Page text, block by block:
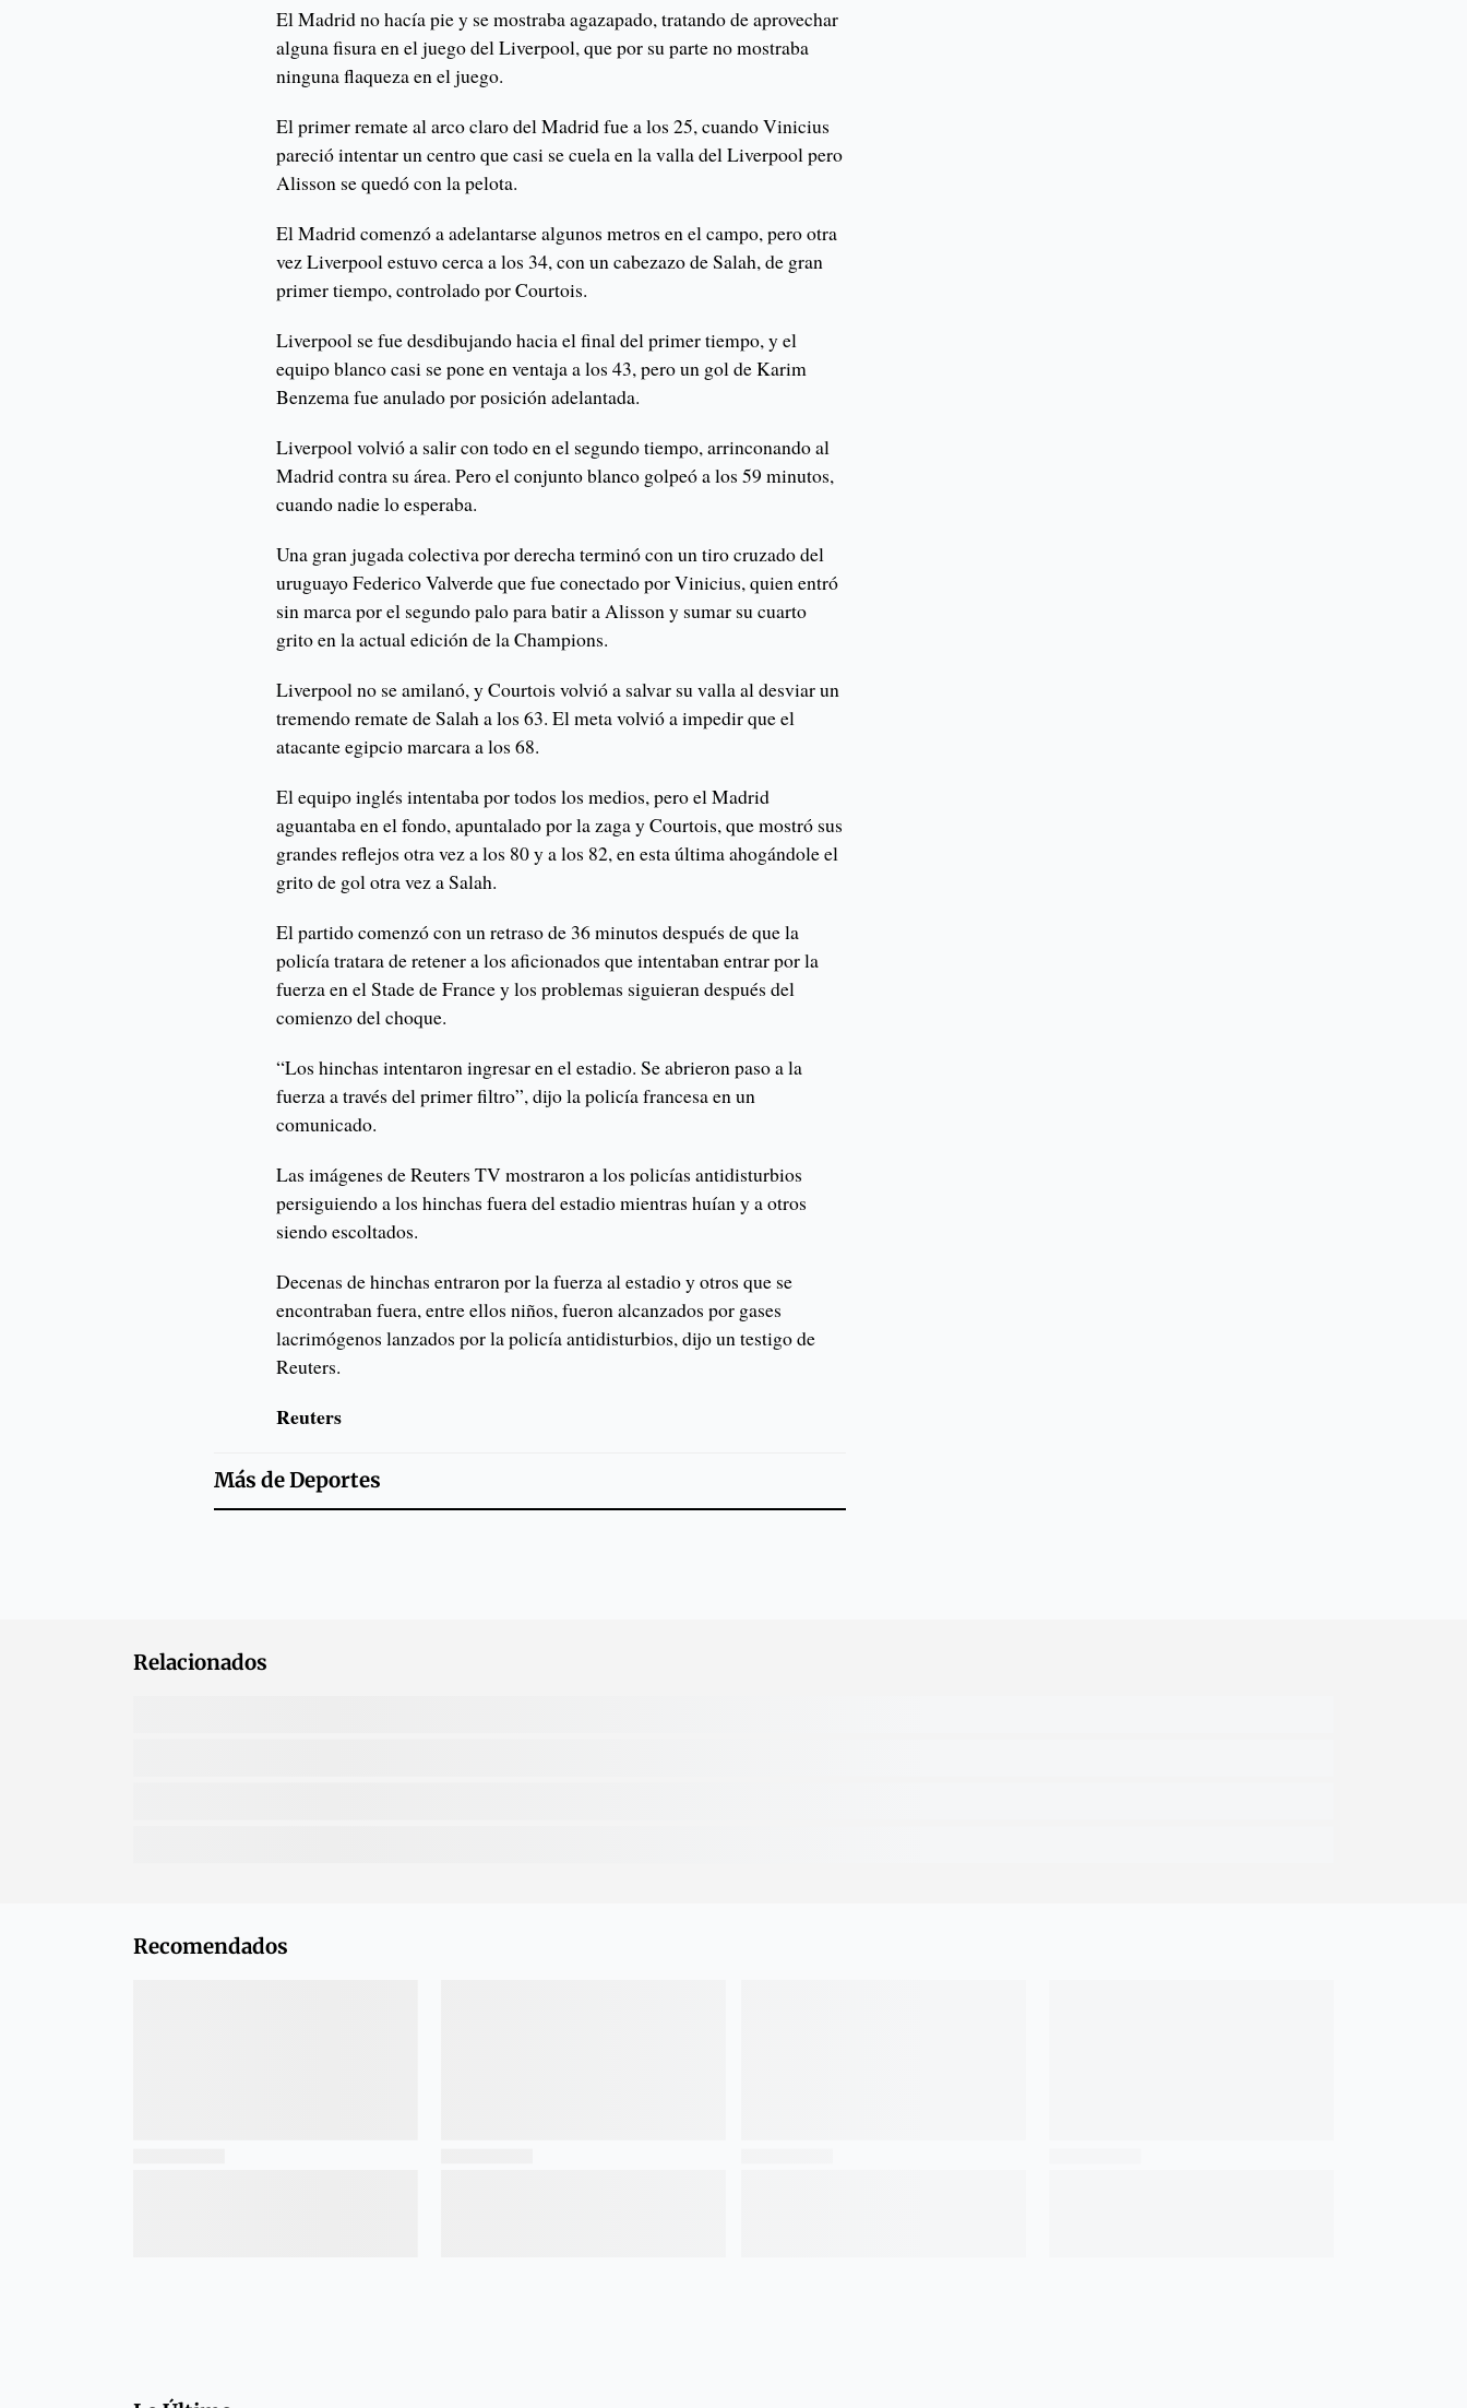
El Madrid no hacía pie y se mostraba agazapado, tratando de aprovechar
alguna fisura en el juego del Liverpool, que por su parte no mostraba
ninguna flaqueza en el juego.
El primer remate al arco claro del Madrid fue a los 25, cuando Vinicius
pareció intentar un centro que casi se cuela en la valla del Liverpool pero
Alisson se quedó con la pelota.
El Madrid comenzó a adelantarse algunos metros en el campo, pero otra
vez Liverpool estuvo cerca a los 34, con un cabezazo de Salah, de gran
primer tiempo, controlado por Courtois.
Liverpool se fue desdibujando hacia el final del primer tiempo, y el
equipo blanco casi se pone en ventaja a los 43, pero un gol de Karim
Benzema fue anulado por posición adelantada.
Liverpool volvió a salir con todo en el segundo tiempo, arrinconando al
Madrid contra su área. Pero el conjunto blanco golpeó a los 59 minutos,
cuando nadie lo esperaba.
Una gran jugada colectiva por derecha terminó con un tiro cruzado del
uruguayo Federico Valverde que fue conectado por Vinicius, quien entró
sin marca por el segundo palo para batir a Alisson y sumar su cuarto
grito en la actual edición de la Champions.
Liverpool no se amilanó, y Courtois volvió a salvar su valla al desviar un
tremendo remate de Salah a los 63. El meta volvió a impedir que el
atacante egipcio marcara a los 68.
El equipo inglés intentaba por todos los medios, pero el Madrid
aguantaba en el fondo, apuntalado por la zaga y Courtois, que mostró sus
grandes reflejos otra vez a los 80 y a los 82, en esta última ahogándole el
grito de gol otra vez a Salah.
El partido comenzó con un retraso de 36 minutos después de que la
policía tratara de retener a los aficionados que intentaban entrar por la
fuerza en el Stade de France y los problemas siguieran después del
comienzo del choque.
“Los hinchas intentaron ingresar en el estadio. Se abrieron paso a la
fuerza a través del primer filtro”, dijo la policía francesa en un
comunicado.
Las imágenes de Reuters TV mostraron a los policías antidisturbios
persiguiendo a los hinchas fuera del estadio mientras huían y a otros
siendo escoltados.
Decenas de hinchas entraron por la fuerza al estadio y otros que se
encontraban fuera, entre ellos niños, fueron alcanzados por gases
lacrimógenos lanzados por la policía antidisturbios, dijo un testigo de
Reuters.
Reuters
Más deDeportes
Relacionados
Recomendados